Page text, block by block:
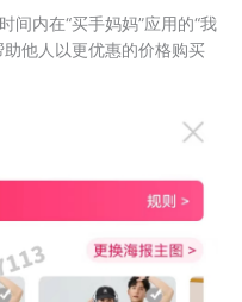
间内在“买手妈妈”应用的“我
他人以更优惠的价格购买